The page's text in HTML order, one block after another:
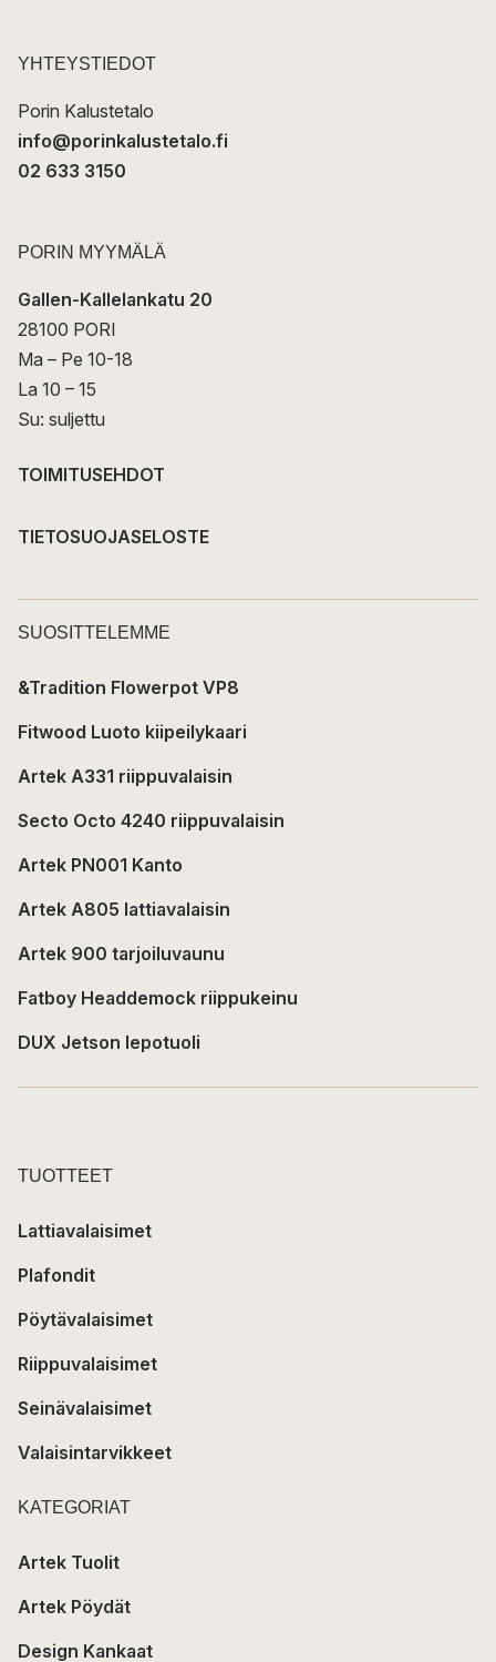
t
YHTEYSTIEDOT
Porin Kalustetalo
info@porinkalustetalo.fi
02 633 3150
PORIN MYYMÄLÄ
Gallen-Kallelankatu 20
28100 PORI
Ma – Pe 10-18
La 10 – 15
Su: suljettu
TOIMITUSEHDOT
TIETOSUOJASELOSTE
SUOSITTELEMME
&Tradition Flowerpot VP8
Fitwood Luoto kiipeilykaari
Artek A331 riippuvalaisin
Secto Octo 4240 riippuvalaisin
Artek PN001 Kanto
Artek A805 lattiavalaisin
Artek 900 tarjoiluvaunu
Fatboy Headdemock riippukeinu
DUX Jetson lepotuoli
TUOTTEET
Lattiavalaisimet
Plafondit
Pöytävalaisimet
Riippuvalaisimet
Seinävalaisimet
Valaisintarvikkeet
KATEGORIAT
Artek Tuolit
Artek Pöydät
Design Kankaat